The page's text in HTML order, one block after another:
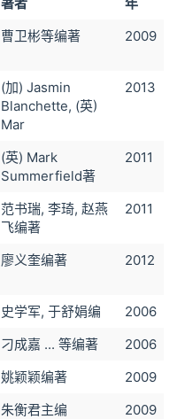
曹卫彬等编著 2009
(加) Jasmin
Blanchette, (英)
Mar
2013
(英) Mark
Summerfield著
2011
范书瑞, 李琦, 赵燕
飞编著
2011
廖义奎编著 2012
史学军, 于舒娟编
2006
刁成嘉 ... 等编著
2006
姚颖颖编著
2009
朱衡君主编
2009